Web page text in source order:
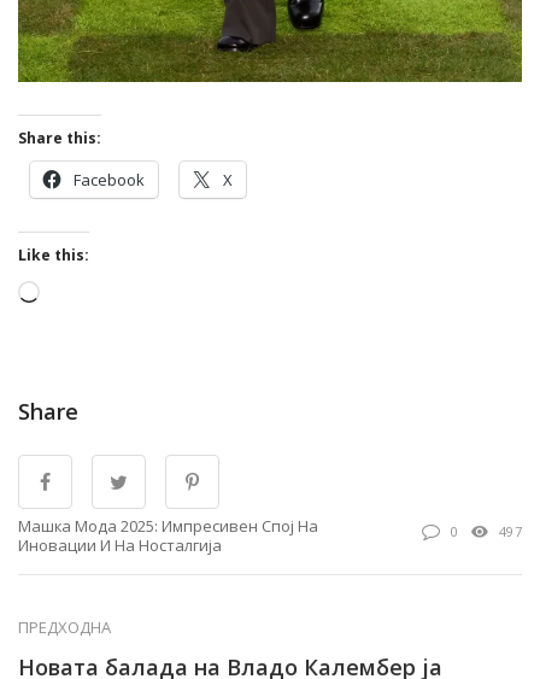
Share this:
Facebook X
Like this:
Loading…
Share
Машка Мода 2025: Импресивен Спој На
Иновации И На Носталгија
0 497
ПРЕДХОДНА
Новатa балада на Владо Калембер ja